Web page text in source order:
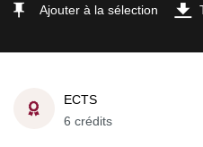
Ajouter à la sélection
ECTS
6 crédits